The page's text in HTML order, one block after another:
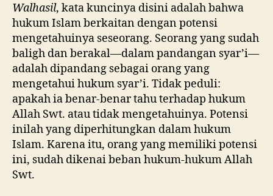
Walhasil, kata kuncinya disini adalah bahwa
hukum Islam berkaitan dengan potensi
mengetahuinya seseorang. Seorang yang sudah
baligh dan berakal—dalam pandangan syar’i—
adalah dipandang sebagai orang yang
mengetahui hukum syar’i. Tidak peduli:
apakah ia benar-benar tahu terhadap hukum
Allah Swt. atau tidak mengetahuinya. Potensi
inilah yang diperhitungkan dalam hukum
Islam. Karena itu, orang yang memiliki potensi
ini, sudah dikenai beban hukum-hukum Allah
Swt.